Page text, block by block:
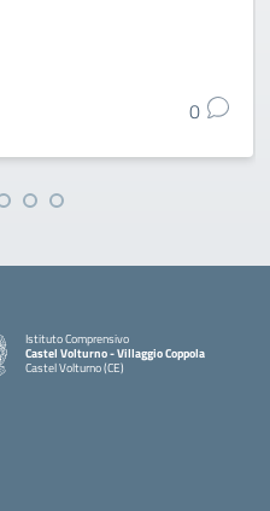
0
Istituto Comprensivo
Castel Volturno - Villaggio Coppola
Castel Volturno (CE)